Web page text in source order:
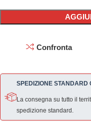
Confronta
SPEDIZIONE STANDARD
La consegna su tutto il
spedizione standard.